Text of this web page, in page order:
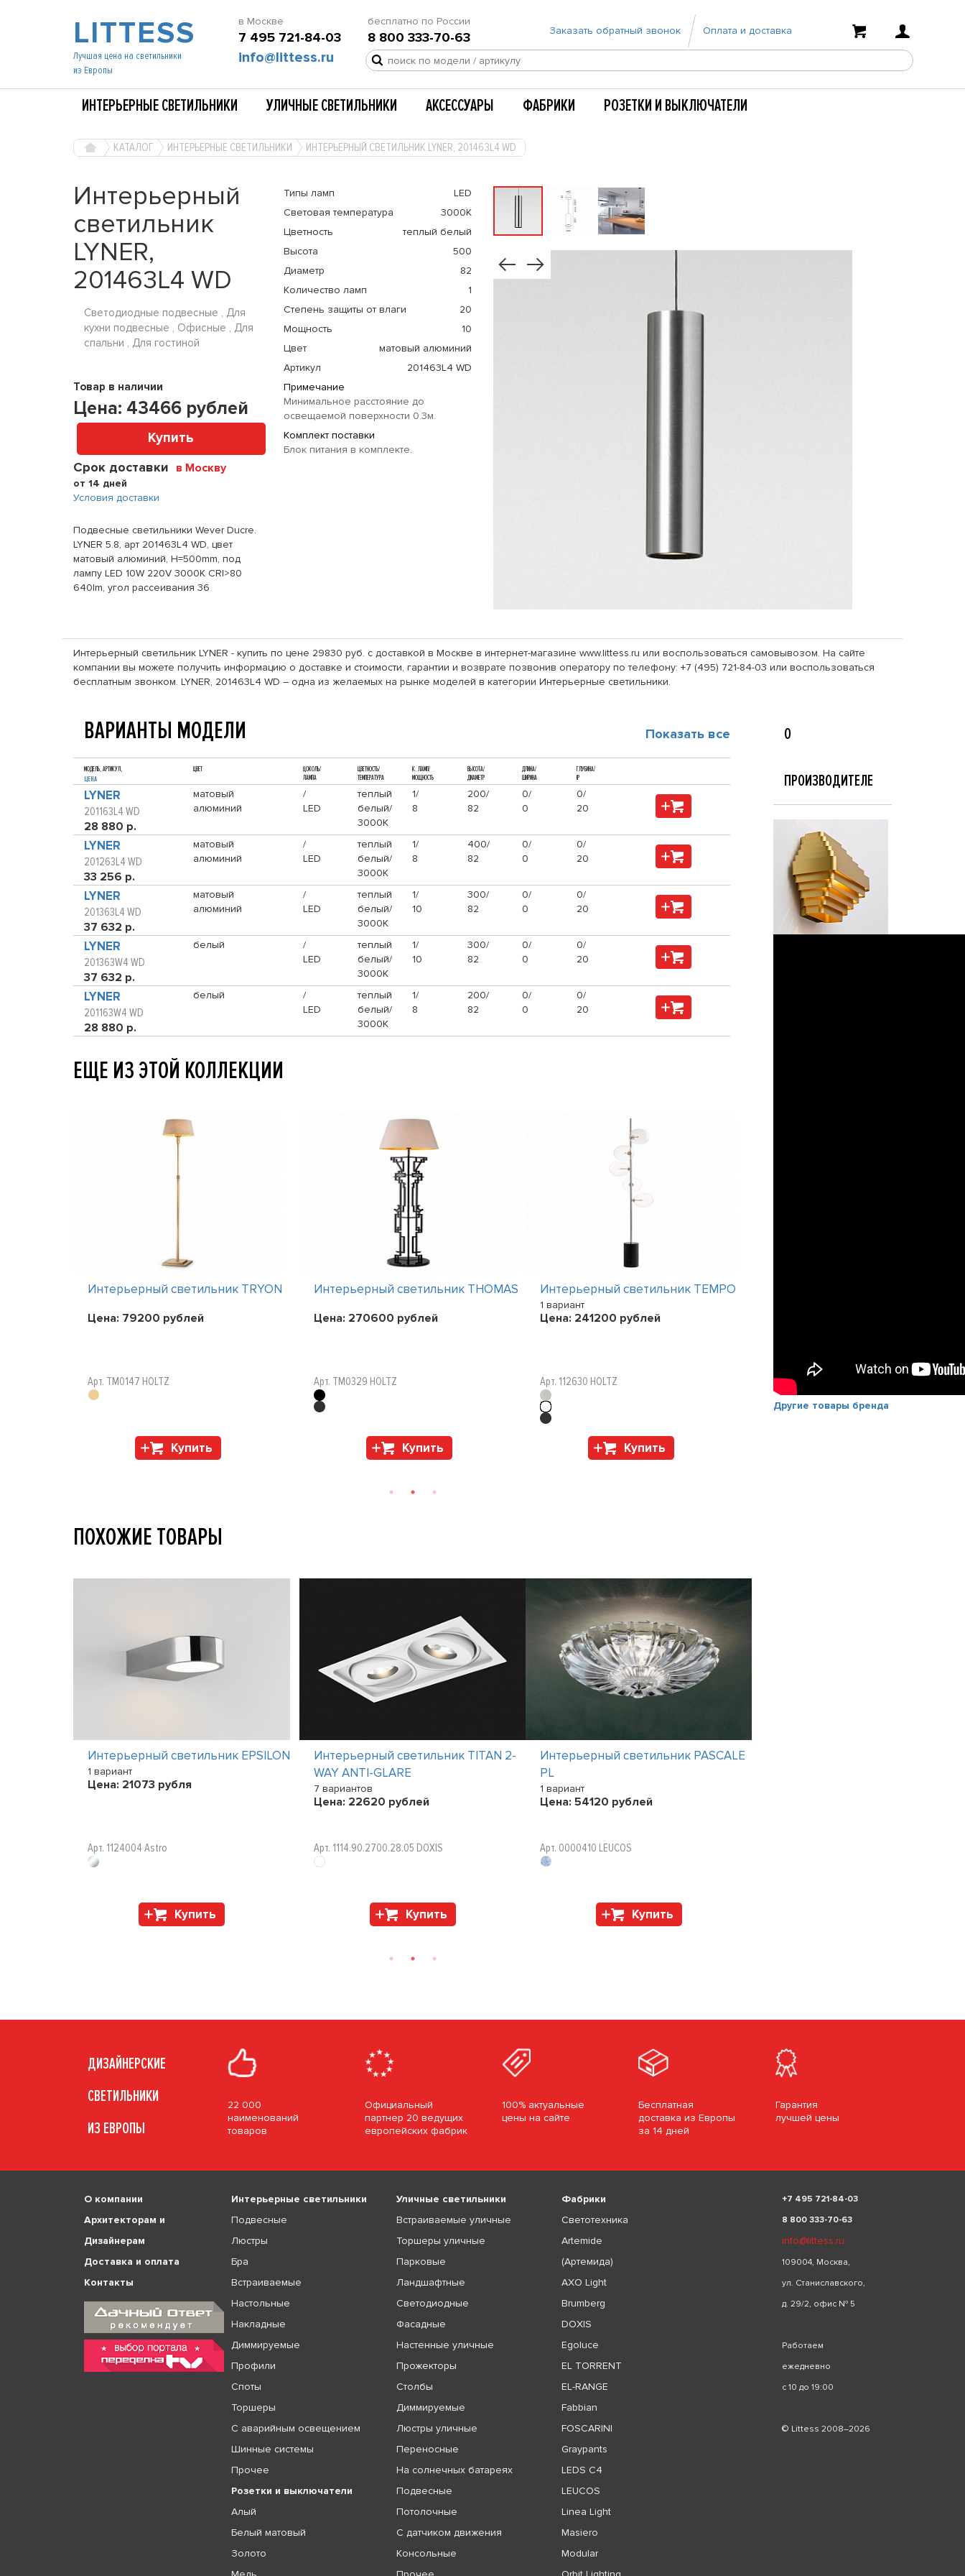
LITTESS
Лучшая цена на светильники
из Европы
в Москве
7 495 721-84-03
бесплатно по России
8 800 333-70-63 Заказать обратный звонок Оплата и доставка
info@littess.ru
ИНТЕРЬЕРНЫЕ СВЕТИЛЬНИКИ УЛИЧНЫЕ СВЕТИЛЬНИКИ АКСЕССУАРЫ ФАБРИКИ РОЗЕТКИ И ВЫКЛЮЧАТЕЛИ
КАТАЛОГ ИНТЕРЬЕРНЫЕ СВЕТИЛЬНИКИ ИНТЕРЬЕРНЫЙ СВЕТИЛЬНИК LYNER, 201463L4 WD
Интерьерный
светильник
LYNER,
201463L4 WD
Светодиодные подвесные , Для
кухни подвесные , Офисные , Для
спальни , Для гостиной
Товар в наличии
Цена: 43466 рублей
Купить
Срок доставки в Москву
от 14 дней
Условия доставки
Подвесные светильники Wever Ducre.
LYNER 5.8, арт 201463L4 WD, цвет
матовый алюминий, H=500mm, под
лампу LED 10W 220V 3000K CRI>80
640lm, угол рассеивания 36
Типы ламп
LED
Световая температура
3000К
Цветность
теплый белый
Высота
500
Диаметр
82
Количество ламп
1
Степень защиты от влаги
20
Мощность
10
Цвет
матовый алюминий
Артикул
201463L4 WD
Примечание
Минимальное расстояние до
освещаемой поверхности 0.3м.
Комплект поставки
Блок питания в комплекте.
Интерьерный светильник LYNER - купить по цене 29830 руб. с доставкой в Москве в интернет-магазине www.littess.ru или воспользоваться самовывозом. На сайте
компании вы можете получить информацию о доставке и стоимости, гарантии и возврате позвонив оператору по телефону: +7 (495) 721-84-03 или воспользоваться
бесплатным звонком. LYNER, 201463L4 WD – одна из желаемых на рынке моделей в категории Интерьерные светильники.
ВАРИАНТЫ МОДЕЛИ Показать все
МОДЕЛЬ, АРТИКУЛ,
ЦЕНА
ЦВЕТ
ЦОКОЛЬ/
ЛАМПА
ЦВЕТНОСТЬ/
ТЕМПЕРАТУРА
К. ЛАМП/
МОЩНОСТЬ
ВЫСОТА/
ДИАМЕТР
ДЛИНА/
ШИРИНА
ГЛУБИНА/
IP
LYNER
201163L4 WD
28 880 р.
матовый
алюминий
/
LED
теплый
белый/
3000К
1/
8
200/
82
0/
0
0/
20
LYNER
201263L4 WD
33 256 р.
матовый
алюминий
/
LED
теплый
белый/
3000К
1/
8
400/
82
0/
0
0/
20
LYNER
201363L4 WD
37 632 р.
матовый
алюминий
/
LED
теплый
белый/
3000К
1/
10
300/
82
0/
0
0/
20
LYNER
201363W4 WD
37 632 р.
белый
/
LED
теплый
белый/
3000К
1/
10
300/
82
0/
0
0/
20
LYNER
201163W4 WD
28 880 р.
белый
/
LED
теплый
белый/
3000К
1/
8
200/
82
0/
0
0/
20
ЕЩЕ ИЗ ЭТОЙ КОЛЛЕКЦИИ
Интерьерный светильник TRYON
Цена: 79200 рублей
Арт. TM0147 HOLTZ
Купить
Интерьерный светильник THOMAS
Цена: 270600 рублей
Арт. TM0329 HOLTZ
Купить
Интерьерный светильник TEMPO
1 вариант
Цена: 241200 рублей
Арт. 112630 HOLTZ
Купить
Арт. 112317 HOLTZ
ПОХОЖИЕ ТОВАРЫ
Интерьерный светильник EPSILON
1 вариант
Цена: 21073 рубля
Арт. 1124004 Astro
Купить
Интерьерный светильник TITAN 2-
WAY ANTI-GLARE
7 вариантов
Цена: 22620 рублей
Арт. 1114.90.2700.28.05 DOXIS
Купить
Интерьерный светильник PASCALE
PL
1 вариант
Цена: 54120 рублей
Арт. 0000410 LEUCOS
Купить
О
ПРОИЗВОДИТЕЛЕ
Другие товары бренда
ДИЗАЙНЕРСКИЕ
СВЕТИЛЬНИКИ
ИЗ ЕВРОПЫ
22 000
наименований
товаров
Официальный
партнер 20 ведущих
европейских фабрик
100% актуальные
цены на сайте
Бесплатная
доставка из Европы
за 14 дней
Гарантия
лучшей цены
О компании
Архитекторам и
Дизайнерам
Доставка и оплата
Контакты
Интерьерные светильники
Подвесные
Люстры
Бра
Встраиваемые
Настольные
Накладные
Диммируемые
Профили
Споты
Торшеры
С аварийным освещением
Шинные системы
Прочее
Розетки и выключатели
Алый
Белый матовый
Золото
Уличные светильники
Встраиваемые уличные
Торшеры уличные
Парковые
Ландшафтные
Светодиодные
Фасадные
Настенные уличные
Прожекторы
Столбы
Диммируемые
Люстры уличные
Переносные
На солнечных батареях
Подвесные
Потолочные
С датчиком движения
Консольные
Фабрики
Светотехника
Artemide
(Артемида)
AXO Light
Brumberg
DOXIS
Egoluce
EL TORRENT
EL-RANGE
Fabbian
FOSCARINI
Graypants
LEDS C4
LEUCOS
Linea Light
Masiero
Modular
+7 495 721-84-03
8 800 333-70-63
info@littess.ru
109004, Москва,
ул. Станиславского,
д. 29/2, офис № 5
Работаем
ежедневно
с 10 до 19:00
© Littess 2008–2026